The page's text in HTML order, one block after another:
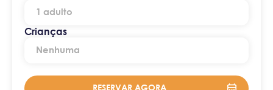
Crianças